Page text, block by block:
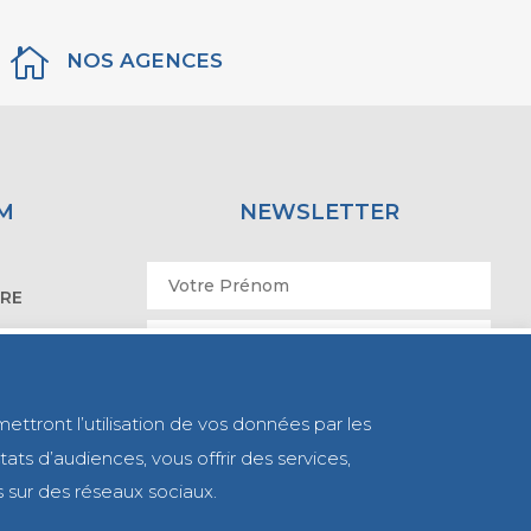
 NOS AGENCES
NEWSLETTER
l’utilisation de vos données par les
d’audiences, vous offrir des services,
des réseaux sociaux.